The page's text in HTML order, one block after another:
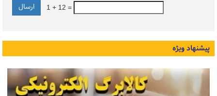
1 + 12 =
پیشنهاد ویژه